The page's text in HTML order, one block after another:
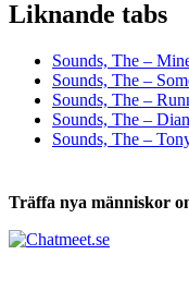
Liknande tabs
Sounds, The –
Sounds, The –
Sounds, The –
Sounds, The –
Sounds, The –
Träffa nya människor